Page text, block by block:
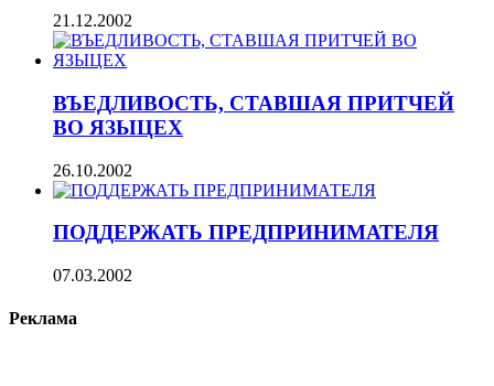
21.12.2002
ВЪЕДЛИВОСТЬ, СТАВШАЯ ПРИТЧЕЙ
ВО ЯЗЫЦЕХ
26.10.2002
ПОДДЕРЖАТЬ ПРЕДПРИНИМАТЕЛЯ
07.03.2002
Реклама